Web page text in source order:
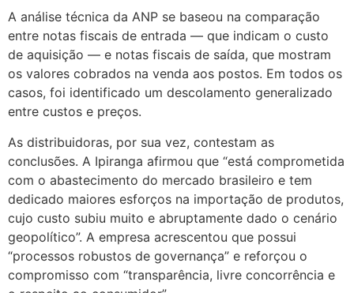
A análise técnica da ANP se baseou na comparação
entre notas fiscais de entrada — que indicam o custo
de aquisição — e notas fiscais de saída, que mostram
os valores cobrados na venda aos postos. Em todos os
casos, foi identificado um descolamento generalizado
entre custos e preços.
As distribuidoras, por sua vez, contestam as
conclusões. A Ipiranga afirmou que “está comprometida
com o abastecimento do mercado brasileiro e tem
dedicado maiores esforços na importação de produtos,
cujo custo subiu muito e abruptamente dado o cenário
geopolítico”. A empresa acrescentou que possui
“processos robustos de governança” e reforçou o
compromisso com “transparência, livre concorrência e